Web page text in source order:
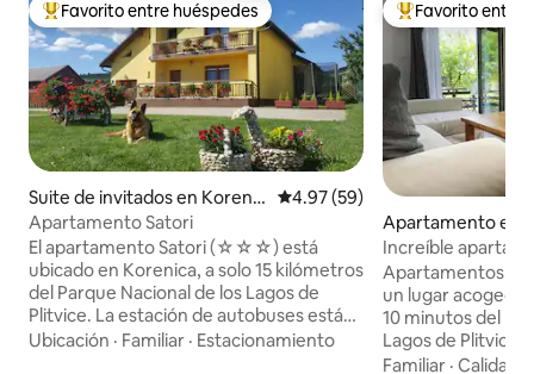
Favorito entre huéspedes preferido
Favorito entre huéspedes
Suite de invitados en Korenic
a
Calificación promedio: 4.97 de
4.97 (59)
Apartamento Satori
El apartamento Satori (☆☆☆) está
ubicado en Korenica, a solo 15 kilómetros
del Parque Nacional de los Lagos de
Plitvice. La estación de autobuses está
en el centro de Korenica, que está a 5
Ubicación · Familiar · Estacionamiento
Favorito entre
Favorito entre
Apartamento en
rad
Increíble
Lakes★Big
Apartamentos
un lugar
10 minutos del
Lagos de Plitvice. Este es
encantador muy
Familiar ·Calidad-